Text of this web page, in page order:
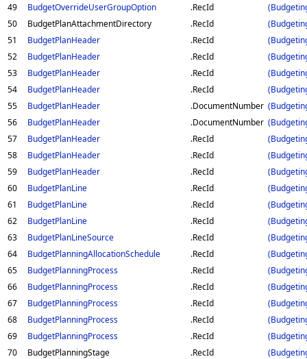
49
BudgetOverrideUserGroupOption .RecId
50
BudgetPlanAttachmentDirectory .RecId
51
BudgetPlanHeader .RecId
52
BudgetPlanHeader .RecId
53
BudgetPlanHeader .RecId
54
BudgetPlanHeader .RecId
55
BudgetPlanHeader .DocumentNumber
56
BudgetPlanHeader .DocumentNumber
57
BudgetPlanHeader .RecId
58
BudgetPlanHeader .RecId
59
BudgetPlanHeader .RecId
60
BudgetPlanLine .RecId
61
BudgetPlanLine .RecId
62
BudgetPlanLine .RecId
63
BudgetPlanLineSource .RecId
64
BudgetPlanningAllocationSchedule .RecId
65
BudgetPlanningProcess .RecId
66
BudgetPlanningProcess .RecId
67
BudgetPlanningProcess .RecId
68
BudgetPlanningProcess .RecId
69
BudgetPlanningProcess .RecId
70
BudgetPlanningStage .RecId